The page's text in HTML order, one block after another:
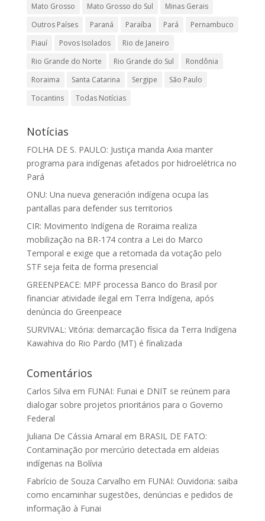
Mato Grosso
Mato Grosso do Sul
Minas Gerais
Outros Países
Paraná Paraíba Pará
Pernambuco
Piauí
Povos Isolados
Rio de Janeiro
Rio Grande do Norte
Rio Grande do Sul
Rondônia
Roraima
Santa Catarina Sergipe
São Paulo
Tocantins
Todas Notícias
Notícias
FOLHA DE S. PAULO: Justiça manda Axia manter
programa para indígenas afetados por hidroelétrica no
Pará
ONU: Una nueva generación indígena ocupa las
pantallas para defender sus territorios
CIR: Movimento Indígena de Roraima realiza
mobilização na BR-174 contra a Lei do Marco
Temporal e exige que a retomada da votação pelo
STF seja feita de forma presencial
GREENPEACE: MPF processa Banco do Brasil por
financiar atividade ilegal em Terra Indígena, após
denúncia do Greenpeace
SURVIVAL: Vitória: demarcação física da Terra Indígena
Kawahiva do Rio Pardo (MT) é finalizada
Comentários
Carlos Silva em FUNAI: Funai e DNIT se reúnem para
dialogar sobre projetos prioritários para o Governo
Federal
Juliana De Cássia Amaral em BRASIL DE FATO:
Contaminação por mercúrio detectada em aldeias
indígenas na Bolívia
Fabrício de Souza Carvalho em FUNAI: Ouvidoria: saiba
como encaminhar sugestões, denúncias e pedidos de
informação à Funai